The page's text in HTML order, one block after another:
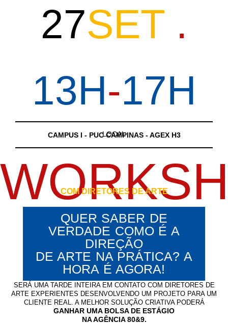
27SET .
13H-17H
LOCAL
CAMPUS I - PUC CAMPINAS - AGEX H3
COM DIRETORES DE ARTE
QUER SABER DE
VERDADE COMO É A
DIREÇÃO
DE ARTE NA PRÁTICA? A
HORA É AGORA!
SERÁ UMA TARDE INTEIRA EM CONTATO COM DIRETORES DE
ARTE EXPERIENTES DESENVOLVENDO UM PROJETO PARA UM
CLIENTE REAL. A MELHOR SOLUÇÃO CRIATIVA PODERÁ
GANHAR UMA BOLSA DE ESTÁGIO
NA AGÊNCIA 80&9.